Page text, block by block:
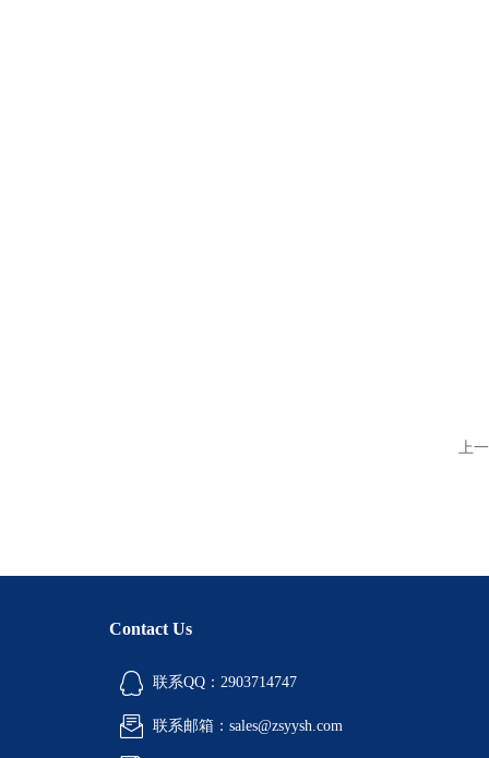
上
Contact Us
联系QQ：2903714747
联系邮箱：sales@zsyysh.com